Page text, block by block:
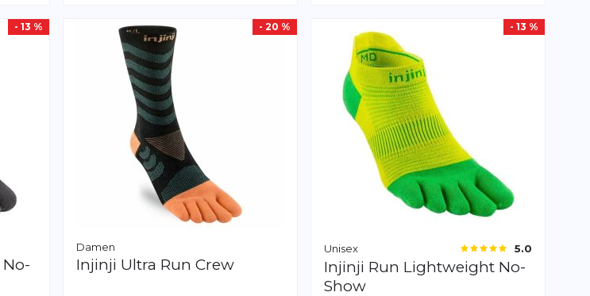
- 13 % - 20 %
Damen
Injinji Ultra Run Crew
- 13 %
Unisex 5.0
Injinji Run Lightweight No-
Show